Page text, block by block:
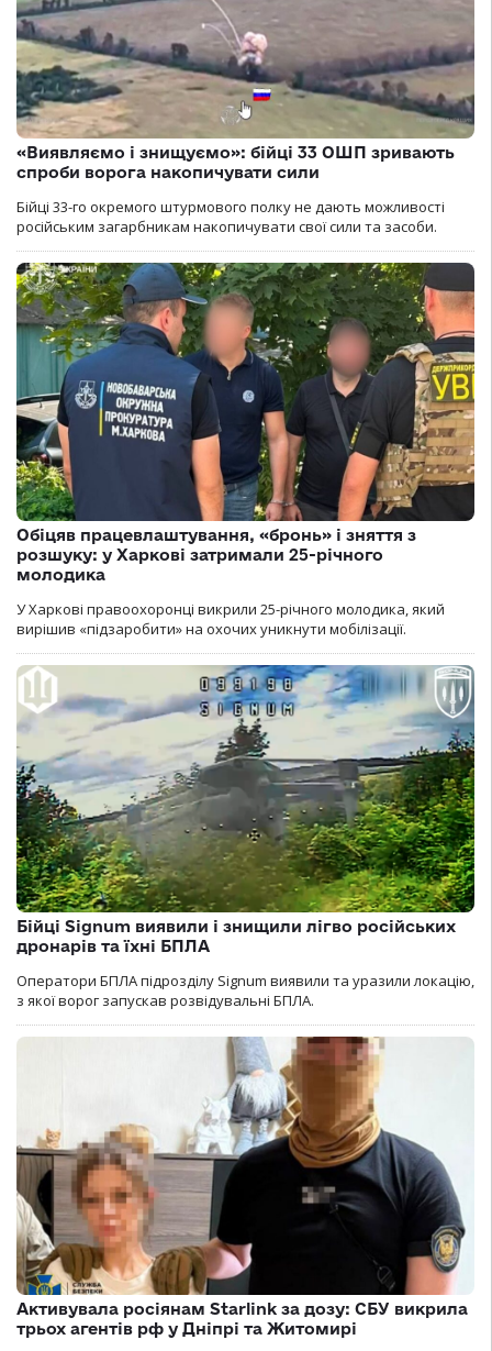
«Виявляємо і знищуємо»: бійці 33 ОШП зривають
спроби ворога накопичувати сили
Бійці 33-го окремого штурмового полку не дають можливості
російським загарбникам накопичувати свої сили та засоби.
Обіцяв працевлаштування, «бронь» і зняття з
розшуку: у Харкові затримали 25-річного
молодика
У Харкові правоохоронці викрили 25-річного молодика, який
вирішив «підзаробити» на охочих уникнути мобілізації.
Бійці Signum виявили і знищили лігво російських
дронарів та їхні БПЛА
Оператори БПЛА підрозділу Signum виявили та уразили локацію,
з якої ворог запускав розвідувальні БПЛА.
Активувала росіянам Starlink за дозу: СБУ викрила
трьох агентів рф у Дніпрі та Житомирі